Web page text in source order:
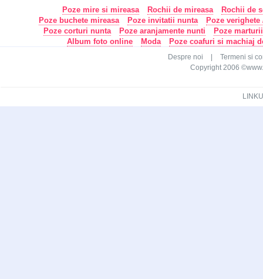
Poze mire si mireasa Rochii de mireasa
Rochii de
Poze buchete mireasa
Poze invitatii nunta
Poze
Poze corturi nunta
Poze aranjamente nunti
Poze
Album foto online
Moda Poze coafuri si machiaj
Despre noi
Termeni si
Copyright 2006